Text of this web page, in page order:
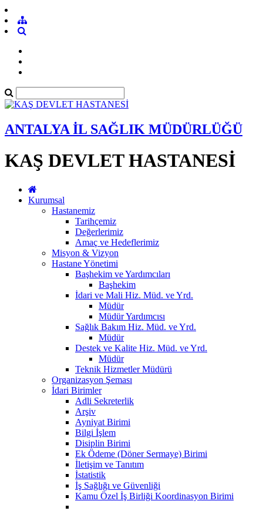
ANTALYA İL SAĞLIK MÜDÜRLÜĞÜ
KAŞ DEVLET HASTANESİ
Kurumsal
Hastanemiz
Tarihçemiz
Değerlerimiz
Amaç ve Hedeflerimiz
Misyon & Vizyon
Hastane Yönetimi
Başhekim ve Yardımcıları
Başhekim
İdari ve Mali Hiz. Müd. ve Yrd.
Müdür
Müdür Yardımcısı
Sağlık Bakım Hiz. Müd. ve Yrd.
Müdür
Destek ve Kalite Hiz. Müd. ve Yrd.
Müdür
Teknik Hizmetler Müdürü
Organizasyon Şeması
İdari Birimler
Adli Sekreterlik
Arşiv
Ayniyat Birimi
Bilgi İşlem
Disiplin Birimi
Ek Ödeme (Döner Sermaye) Birimi
İletişim ve Tanıtım
İstatistik
İş Sağlığı ve Güvenliği
Kamu Özel İş Birliği Koordinasyon Birimi